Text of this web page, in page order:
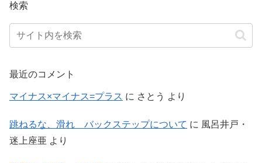
検索
最近のコメント
マイナス×マイナス=プラス に さとう より
跳ねるな、滑れ バックステップについて に 風呂井戸・
迷上座亜 より